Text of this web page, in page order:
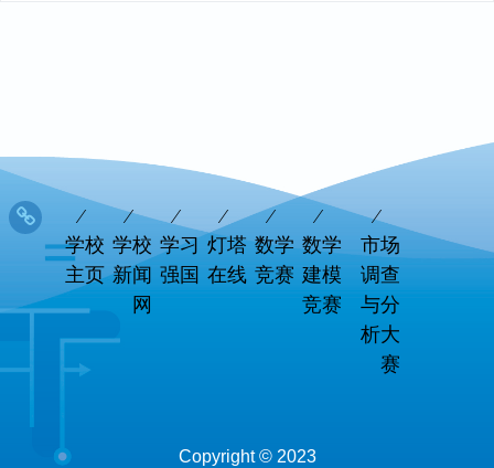
学校
主页
学校
新闻
网
学习
强国
灯塔
在线
数学
竞赛
数学
建模
竞赛
市场
调查
与分
析大
赛
Copyright © 2023